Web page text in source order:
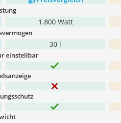
1.800 Watt
30 l
einstellbar